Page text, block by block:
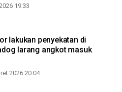
19:33
lakukan penyekatan di
larang angkot masuk
2026 20:04